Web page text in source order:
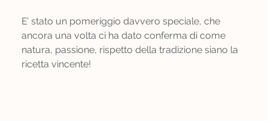
E’ stato un pomeriggio davvero speciale, che
ancora una volta ci ha dato conferma di come
natura, passione, rispetto della tradizione siano la
ricetta vincente!